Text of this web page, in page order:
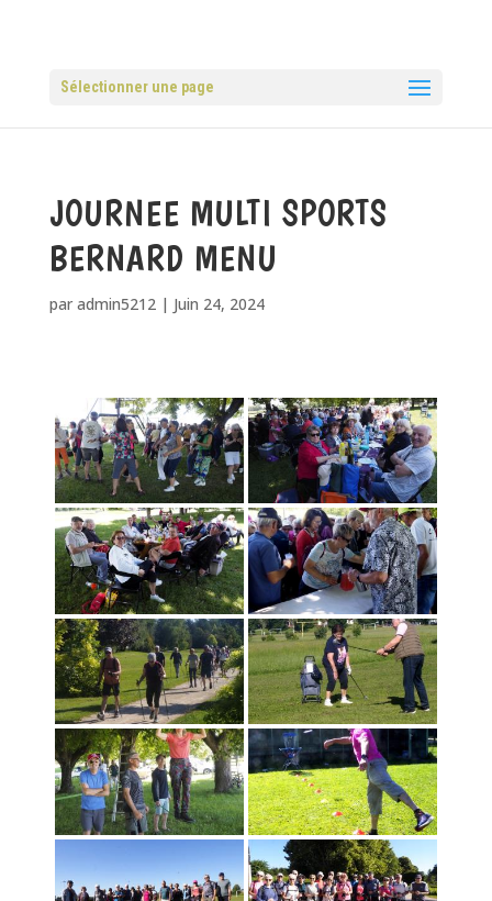
Sélectionner une page
JOURNEE MULTI SPORTS
BERNARD MENU
par admin5212| Juin 24, 2024